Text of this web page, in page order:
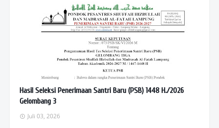
Hasil Seleksi Penerimaan Santri Baru (PSB) 1448 H./2026
Gelombang 3
Juli 03, 2026